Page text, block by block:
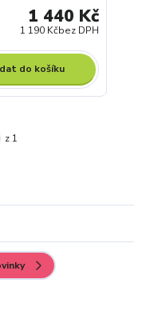
1 440 Kč
1 190 Kčbez DPH
do košíku
z 1